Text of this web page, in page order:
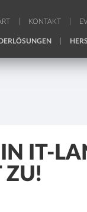
KONTAKT
IT-
ZU!